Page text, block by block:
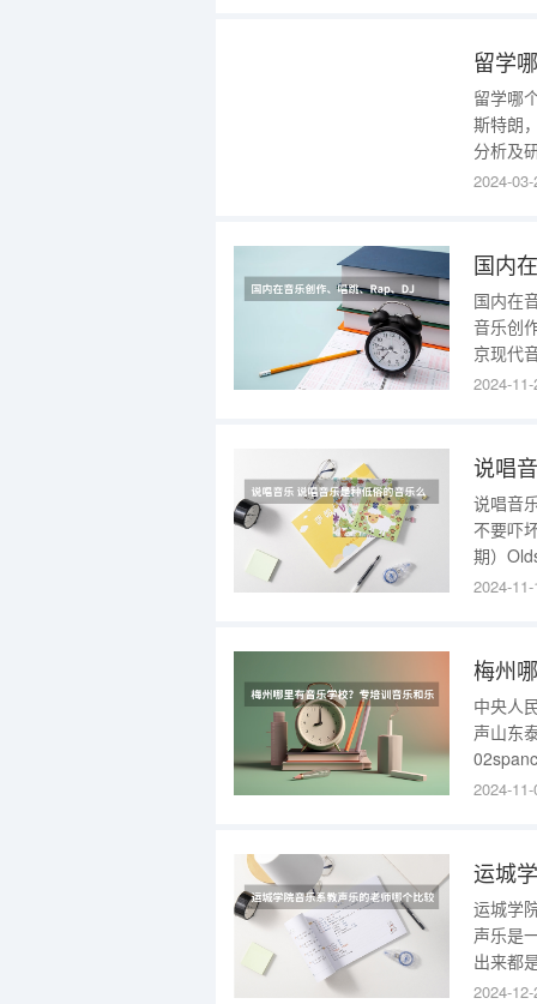
留学
留学哪
斯特朗
分析及
的青睐
吧！
2024-
国内在
音乐创
京现代
乐教育
培养和
2024-
说唱
说唱音
不要吓
期）
2024-
中央人
声山东
2024-
运城
运城学
声乐是
出来都
论，各
2024-